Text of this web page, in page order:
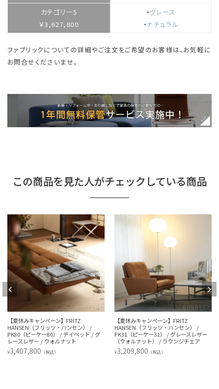
カテゴリー5
￥3,627,800
・グレース
・ナチュラル
ファブリックについての詳細やご注文をご希望のお客様は、お気軽に
お問合せくださいませ。
この商品を見た人がチェックしている商品
【夏休みキャンペーン】FRITZ
HANSEN（フリッツ・ハンセン） /
PK80（ピーケー80） / デイベッド / グ
レースレザー / ウォルナット
¥3,407,800 （税込）
【夏休みキャンペーン】FRITZ
HANSEN（フリッツ・ハンセン） /
PK31（ピーケー31） / グレースレザー
（ウォルナット） / ラウンジチェア
¥3,209,800 （税込）